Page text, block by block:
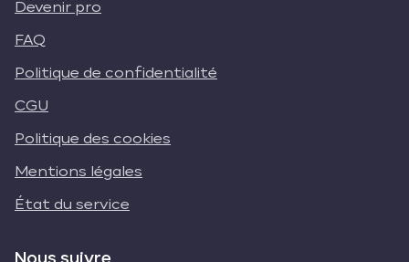
Devenir pro
FAQ
Politique de confidentialité
CGU
Politique des cookies
Mentions légales
État du service
Nous suivre